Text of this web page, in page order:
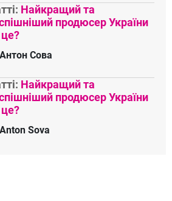
Найкращий та
продюсер України
Антон Сова
Найкращий та
продюсер України
Anton Sova